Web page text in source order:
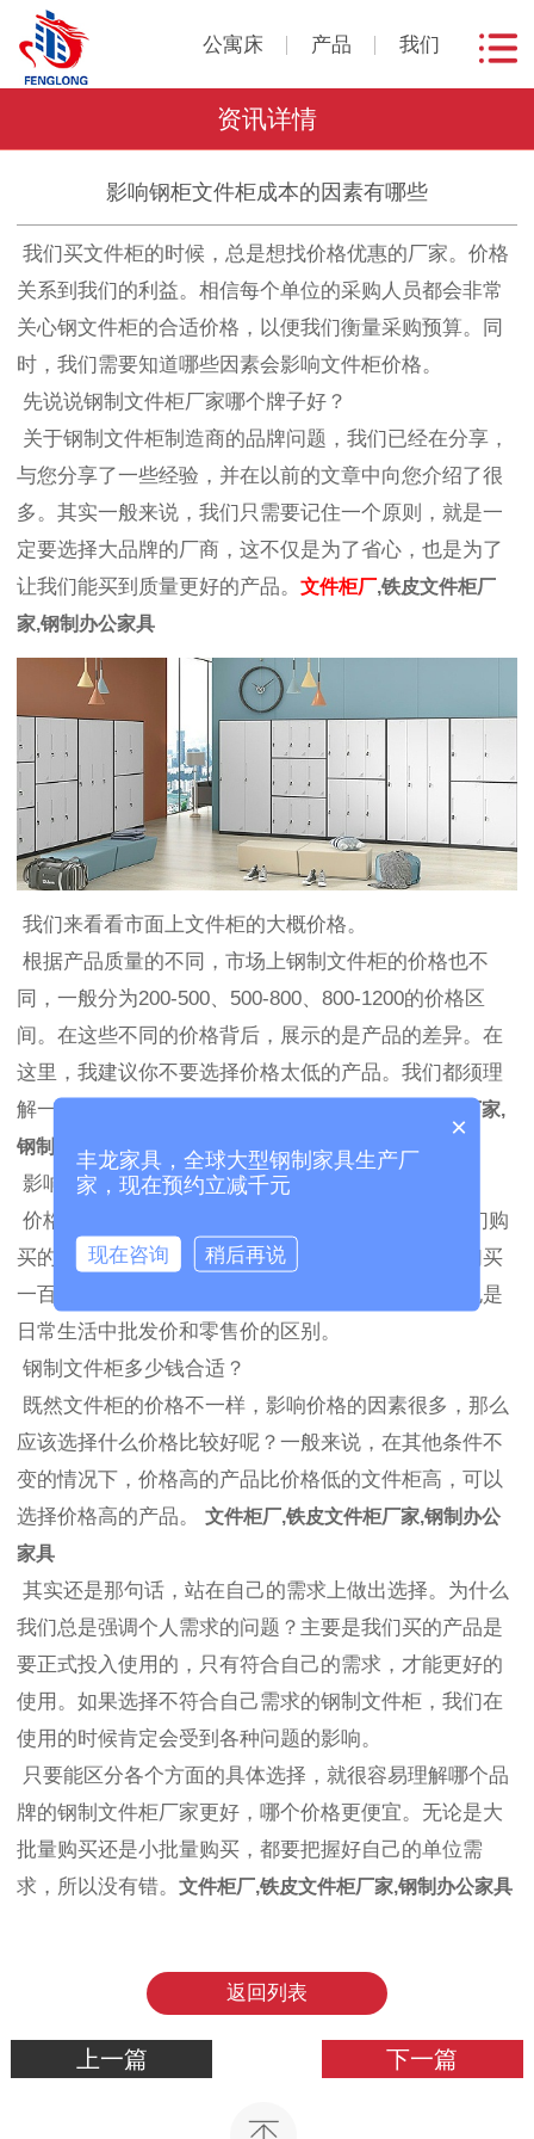
公寓床 产品 我们
资讯详情
影响钢柜文件柜成本的因素有哪些
我们买文件柜的时候，总是想找价格优惠的厂家。价格
关系到我们的利益。相信每个单位的采购人员都会非常
关心钢文件柜的合适价格，以便我们衡量采购预算。同
时，我们需要知道哪些因素会影响文件柜价格。
先说说钢制文件柜厂家哪个牌子好？
关于钢制文件柜制造商的品牌问题，我们已经在分享，
与您分享了一些经验，并在以前的文章中向您介绍了很
多。其实一般来说，我们只需要记住一个原则，就是一
定要选择大品牌的厂商，这不仅是为了省心，也是为了
让我们能买到质量更好的产品。 文件柜厂,铁皮文件柜厂
家,钢制办公家具
我们来看看市面上文件柜的大概价格。
根据产品质量的不同，市场上钢制文件柜的价格也不
同，一般分为200-500、500-800、800-1200的价格区
间。在这些不同的价格背后，展示的是产品的差异。在
这里，我建议你不要选择价格太低的产品。我们都须理
解一个价格获得货物的原则。
文件柜厂,铁皮文件柜厂家,
钢制办公家具
影响钢制文件柜价格的因素有哪些？
价格受多种因素影响。除了制造商的生产成本，我们购
买的数量和方式也会影响钢文件柜的价格。比如我们买
一百个单位一个，产品的单价肯定是不一样的，这也是
日常生活中批发价和零售价的区别。
钢制文件柜多少钱合适？
既然文件柜的价格不一样，影响价格的因素很多，那么
应该选择什么价格比较好呢？一般来说，在其他条件不
变的情况下，价格高的产品比价格低的文件柜高，可以
选择价格高的产品。 文件柜厂,铁皮文件柜厂家,钢制办公
家具
其实还是那句话，站在自己的需求上做出选择。为什么
我们总是强调个人需求的问题？主要是我们买的产品是
要正式投入使用的，只有符合自己的需求，才能更好的
使用。如果选择不符合自己需求的钢制文件柜，我们在
使用的时候肯定会受到各种问题的影响。
只要能区分各个方面的具体选择，就很容易理解哪个品
牌的钢制文件柜厂家更好，哪个价格更便宜。无论是大
批量购买还是小批量购买，都要把握好自己的单位需
求，所以没有错。 文件柜厂,铁皮文件柜厂家,钢制办公家具
返回列表
上一篇 下一篇
×
丰龙家具，全球大型钢制家具生产厂
家，现在预约立减千元
现在咨询 稍后再说